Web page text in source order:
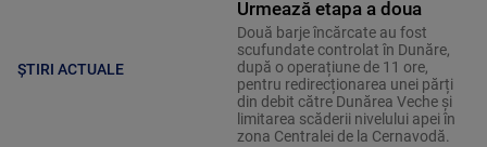
ȘTIRI ACTUALE
Urmează etapa a doua
Două barje încărcate au fost
scufundate controlat în Dunăre,
după o operațiune de 11 ore,
pentru redirecționarea unei părți
din debit către Dunărea Veche și
limitarea scăderii nivelului apei în
zona Centralei de la Cernavodă.